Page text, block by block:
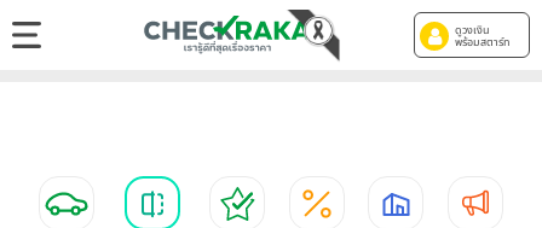
ดูวงเงิน
พร้อมสตาร์ท